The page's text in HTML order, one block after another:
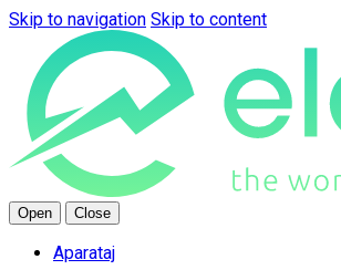
Skip to navigation Skip to content
Open Close
Aparataj